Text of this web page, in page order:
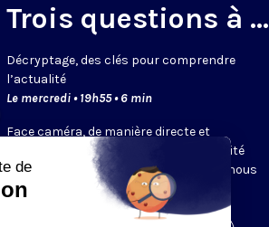
Trois questions à ...
Décryptage, des clés pour comprendre
l’actualité
Le mercredi • 19h55 • 6 min
Face caméra, de manière directe et
dynamique, un expert de KTO ou un invité
choisi par la rédaction décrypte pour nous
un sujet.